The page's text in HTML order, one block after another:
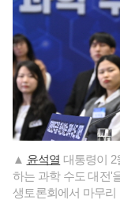
▲ 윤석열 대통령이
하는 과학 수도 대전'
생토론회에서 마무